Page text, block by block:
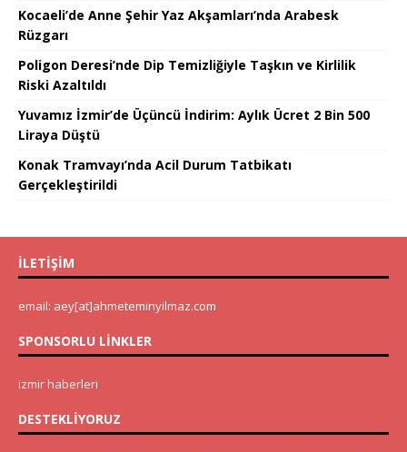
Kocaeli’de Anne Şehir Yaz Akşamları’nda Arabesk
Rüzgarı
Poligon Deresi’nde Dip Temizliğiyle Taşkın ve Kirlilik
Riski Azaltıldı
Yuvamız İzmir’de Üçüncü İndirim: Aylık Ücret 2 Bin 500
Liraya Düştü
Konak Tramvayı’nda Acil Durum Tatbikatı
Gerçekleştirildi
İLETIŞIM
email: aey[at]ahmeteminyilmaz.com
SPONSORLU LINKLER
izmir haberleri
DESTEKLIYORUZ